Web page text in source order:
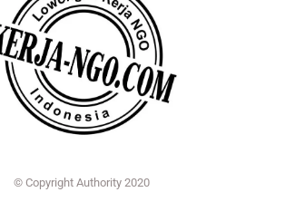
© Copyright Authority 2020